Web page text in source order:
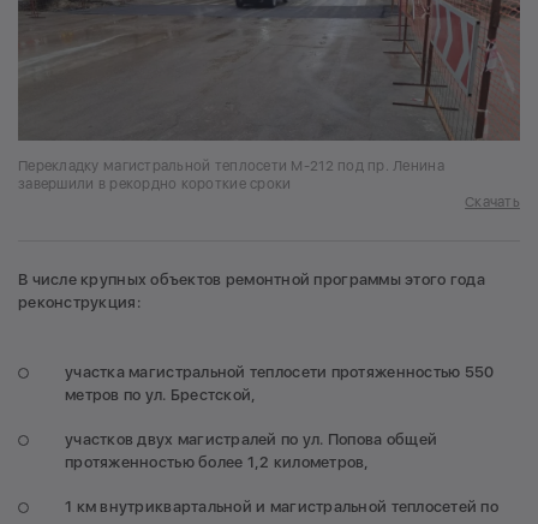
Перекладку магистральной теплосети М-212 под пр. Ленина
завершили в рекордно короткие сроки
Скачать
В числе крупных объектов ремонтной программы этого года
реконструкция:
участка магистральной теплосети протяженностью 550
метров по ул. Брестской,
участков двух магистралей по ул. Попова общей
протяженностью более 1,2 километров,
1 км внутриквартальной и магистральной теплосетей по